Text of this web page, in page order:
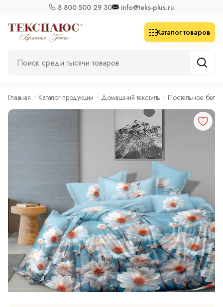
8 800 500 29 30 info@teks-plus.ru
Каталог товаров
Главная Каталог продукции Домашний текстиль Постельное белье